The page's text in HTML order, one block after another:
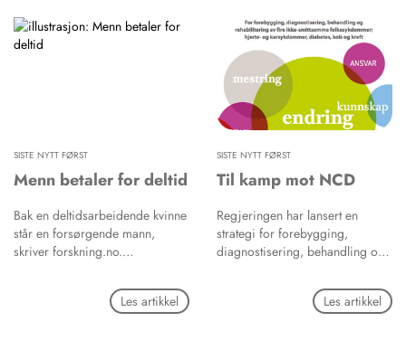
SISTE NYTT FØRST
Menn betaler for deltid
Bak en deltidsarbeidende kvinne
står en forsørgende mann,
skriver forskning.no.
overtid, mens mange mødre
jobber deltid. Menn medLes artikkel
SISTE NYTT FØRST
Til kamp mot NCD
Regjeringen har lansert en
strategi for forebygging,
diagnostisering, behandling og
folkesykdommene, kaltLes artikkel